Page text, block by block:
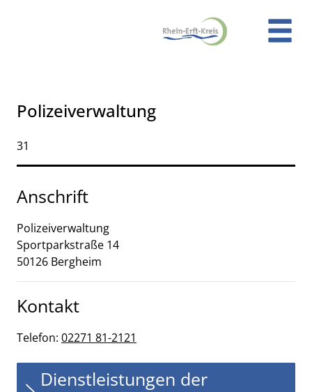
Polizeiverwaltung
Kurzbezeichnung
31
Anschrift
Polizeiverwaltung
Sportparkstraße 14
50126 Bergheim
Kontakt
Telefon: 02271 81-2121
Dienstleistungen der